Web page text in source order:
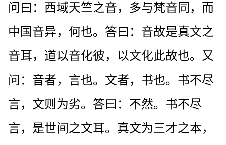
问曰：西域天竺之音，多与梵音同，而
中国音异，何也。答曰：音故是真文之
音耳，道以音化彼，以文化此故也。又
问：音者，言也。文者，书也。书不尽
言，文则为劣。答曰：不然。书不尽
言，是世间之文耳。真文为三才之本，